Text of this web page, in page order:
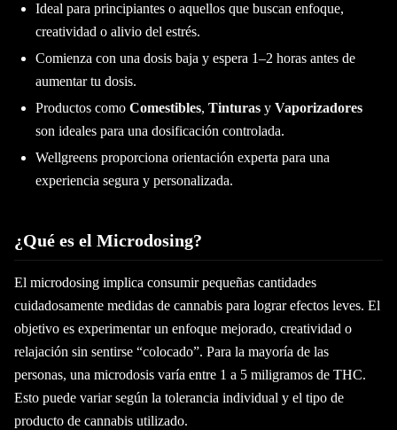
Ideal para principiantes o aquellos que buscan enfoque,
creatividad o alivio del estrés.
Comienza con una dosis baja y espera 1–2 horas antes de
aumentar tu dosis.
Productos como Comestibles, Tinturas y Vaporizadores
son ideales para una dosificación controlada.
Wellgreens proporciona orientación experta para una
experiencia segura y personalizada.
¿Qué es el Microdosing?
El microdosing implica consumir pequeñas cantidades
cuidadosamente medidas de cannabis para lograr efectos leves. El
objetivo es experimentar un enfoque mejorado, creatividad o
relajación sin sentirse “colocado”. Para la mayoría de las
personas, una microdosis varía entre 1 a 5 miligramos de THC.
Esto puede variar según la tolerancia individual y el tipo de
producto de cannabis utilizado.